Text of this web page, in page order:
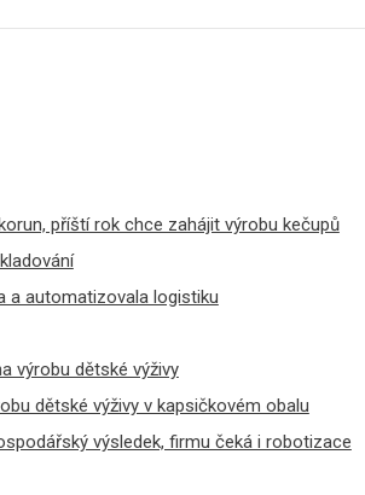
příští rok chce zahájit výrobu kečupů
a automatizovala logistiku
výrobu dětské výživy
dětské výživy v kapsičkovém obalu
výsledek, firmu čeká i robotizace